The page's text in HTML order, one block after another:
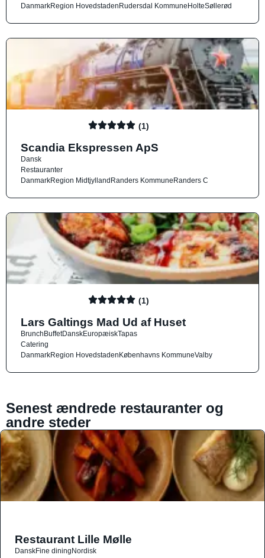
DanmarkRegion HovedstadenRudersdal KommuneHolteSøllerød
(1)
Scandia Ekspressen ApS
Dansk
Restauranter
DanmarkRegion MidtjyllandRanders KommuneRanders C
(1)
Lars Galtings Mad Ud af Huset
BrunchBuffetDanskEuropæiskTapas
Catering
DanmarkRegion HovedstadenKøbenhavns KommuneValby
Senest ændrede restauranter og
andre steder
Restaurant Lille Mølle
DanskFine diningNordisk